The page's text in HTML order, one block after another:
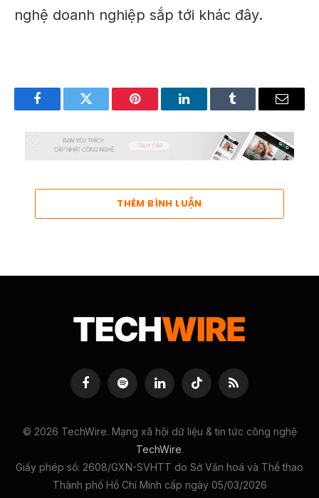
nghệ doanh nghiệp sắp tới khác đây.
FacebookTwitter Pinterest LinkedInTumblr Email
THÊM BÌNH LUẬN
FacebookSpotify LinkedInTikTok RSS
© 2026 TechWire. Mạng xã hội dữ liệu & tin tức công nghệ
TechWire.
Giấy phép số: 2608/GXN-SVHTT do Sở Văn hoá và Thể thao
Thành phố Hồ Chí Minh cấp ngày 05/03/2026